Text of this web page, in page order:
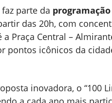
parte da
das 20h, com
a Praça Central –
pontos icônicos da
inovadora, o “100